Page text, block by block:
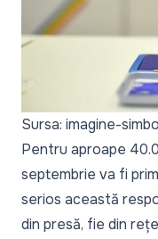
Sursa: imagine-
Pentru aproape
septembrie va fi
serios această
din presă, fie din